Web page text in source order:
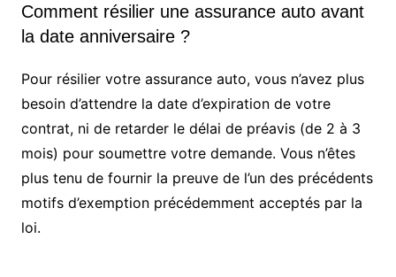
Comment résilier une assurance auto avant
la date anniversaire ?
Pour résilier votre assurance auto, vous n’avez plus
besoin d’attendre la date d’expiration de votre
contrat, ni de retarder le délai de préavis (de 2 à 3
mois) pour soumettre votre demande. Vous n’êtes
plus tenu de fournir la preuve de l’un des précédents
motifs d’exemption précédemment acceptés par la
loi.